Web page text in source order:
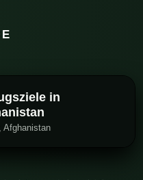
in
Afghanistan